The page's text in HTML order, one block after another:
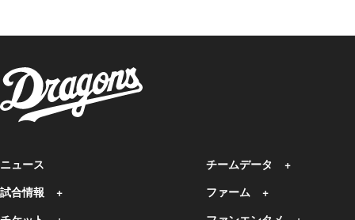
ニュース
試合情報
チームデータ
ファーム